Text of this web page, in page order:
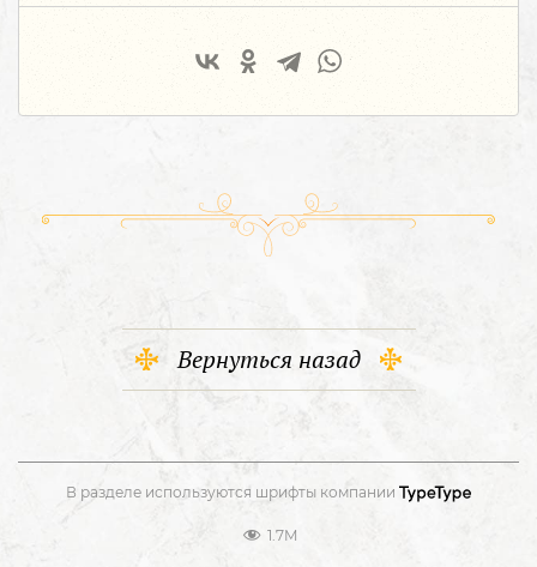
Вернуться назад
В разделе используются шрифты компании
1.7M